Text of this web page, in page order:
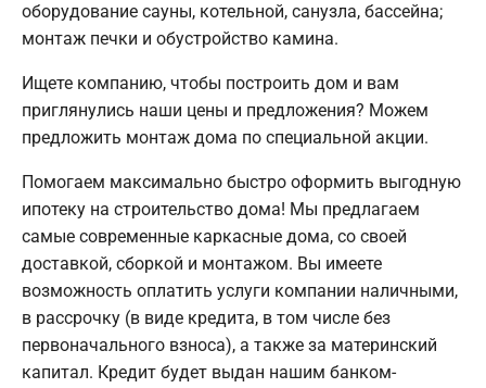
оборудование сауны, котельной, санузла, бассейна;
монтаж печки и обустройство камина.
Ищете компанию, чтобы построить дом и вам
приглянулись наши цены и предложения? Можем
предложить монтаж дома по специальной акции.
Помогаем максимально быстро оформить выгодную
ипотеку на строительство дома! Мы предлагаем
самые современные каркасные дома, со своей
доставкой, сборкой и монтажом. Вы имеете
возможность оплатить услуги компании наличными,
в рассрочку (в виде кредита, в том числе без
первоначального взноса), а также за материнский
капитал. Кредит будет выдан нашим банком-